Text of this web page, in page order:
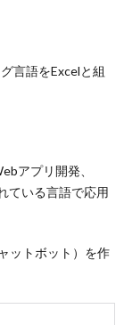
言語をExcelと組
アプリ開発、
ている言語で応用
ットボット）を作